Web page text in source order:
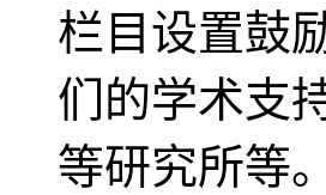
栏目设置鼓
们的学术支
等研究所等。